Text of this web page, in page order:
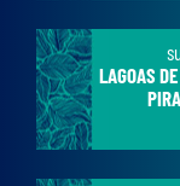
LAGOAS